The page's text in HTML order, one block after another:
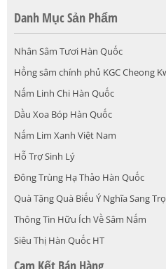
Danh Mục Sản Phẩm
Nhân Sâm Tươi Hàn Quốc
Hồng sâm chính phủ KGC Cheong
Nấm Linh Chi Hàn Quốc
Dầu Xoa Bóp Hàn Quốc
Nấm Lim Xanh Việt Nam
Hỗ Trợ Sinh Lý
Đông Trùng Hạ Thảo Hàn Quốc
Quà Tặng Quà Biếu Ý Nghĩa Sang
Thông Tin Hữu Ích Về Sâm Nấm
Siêu Thị Hàn Quốc HT